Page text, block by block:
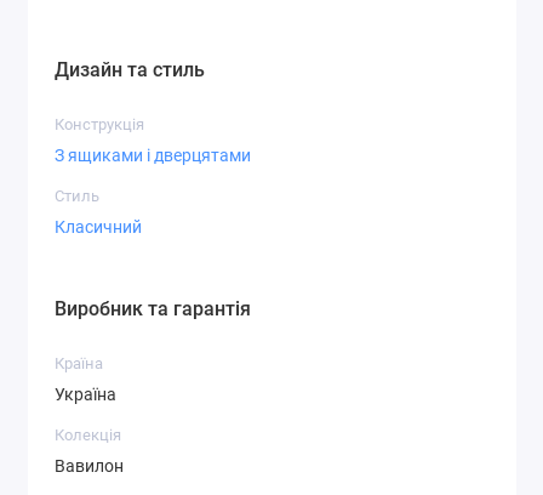
Дизайн та стиль
Конструкція
З ящиками і дверцятами
Стиль
Класичний
Виробник та гарантія
Країна
Україна
Колекція
Вавилон